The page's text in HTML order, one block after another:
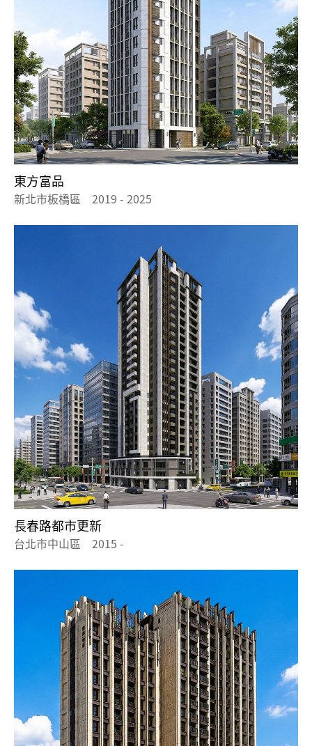
東方富品
新北市板橋區 2019 - 2025
長春路都市更新
台北市中山區 2015 -